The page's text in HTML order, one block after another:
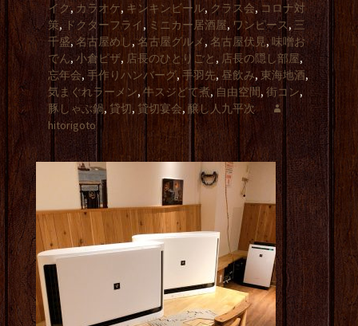
イク, カラオケ, キンキンビール, クラス会, コロナ対
策,ドクターフライ, ミニカー居酒屋, ワンピース,三
千盛,名古屋めし,名古屋グルメ , 名古屋伏見,味噌お
でん,小倉ピザ, 店長のひとりごと , 店長の隠し部屋,
忘年会, 手作りハンバーグ, 手羽先, 昼飲み, 東海地酒,
気まぐれラーメン,牛スジどて煮, 自由空間, 街コン,
豚しゃぶ鍋, 貸切, 貸切宴会, 醸し人九平次
hitorigoto